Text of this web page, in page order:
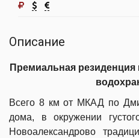
Описание
Премиальная резиденция
Всего 8 км от МКАД по
дома, в окружении
Новоалександрово